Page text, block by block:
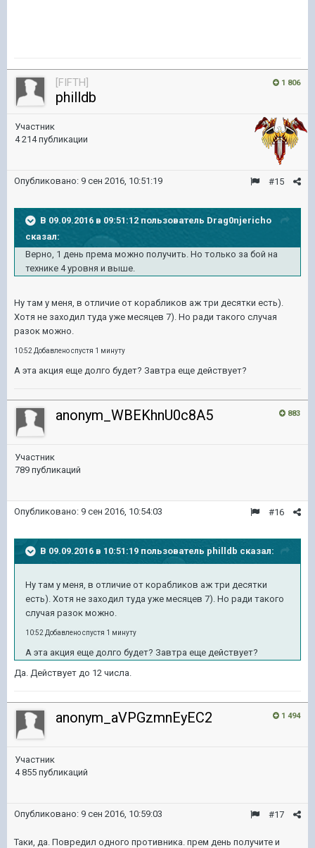
1 806
[FIFTH]
philldb
Участник
4 214 публикации
#15
Опубликовано: 9 сен 2016, 10:51:19
В 09.09.2016 в 09:51:12 пользователь Drag0njericho
сказал:
Верно, 1 день према можно получить. Но только за бой на
технике 4 уровня и выше.
Ну там у меня, в отличие от корабликов аж три десятки есть).
Хотя не заходил туда уже месяцев 7). Но ради такого случая
разок можно.
10:52 Добавлено спустя 1 минуту
А эта акция еще долго будет? Завтра еще действует?
883
anonym_WBEKhnU0c8A5
Участник
789 публикаций
#16
Опубликовано: 9 сен 2016, 10:54:03
В 09.09.2016 в 10:51:19 пользователь philldb сказал:
Ну там у меня, в отличие от корабликов аж три десятки
есть). Хотя не заходил туда уже месяцев 7). Но ради такого
случая разок можно.
10:52 Добавлено спустя 1 минуту
А эта акция еще долго будет? Завтра еще действует?
Да. Действует до 12 числа.
1 494
anonym_aVPGzmnEyEC2
Участник
4 855 публикаций
#17
Опубликовано: 9 сен 2016, 10:59:03
Таки, да. Повредил одного противника. прем день получите и